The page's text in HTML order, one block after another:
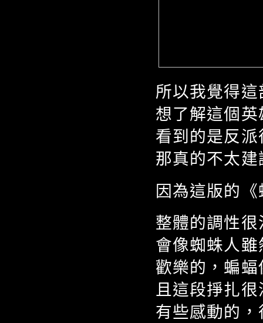
所以我覺得
想了解這個
看到的是反
那真的不太
因為這版的
整體的調性
會像蜘蛛人
歡樂的，蝙
且這段掙扎
有些感動的